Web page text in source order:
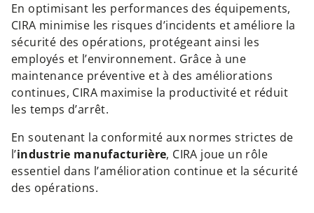
En optimisant les performances des équipements,
CIRA minimise les risques d’incidents et améliore la
sécurité des opérations, protégeant ainsi les
employés et l’environnement. Grâce à une
maintenance préventive et à des améliorations
continues, CIRA maximise la productivité et réduit
les temps d’arrêt.
En soutenant la conformité aux normes strictes de
l’industrie manufacturière, CIRA joue un rôle
essentiel dans l’amélioration continue et la sécurité
des opérations.